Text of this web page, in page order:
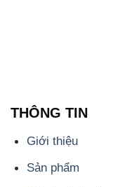
THÔNG TIN
Giới thiệu
Sản phẩm